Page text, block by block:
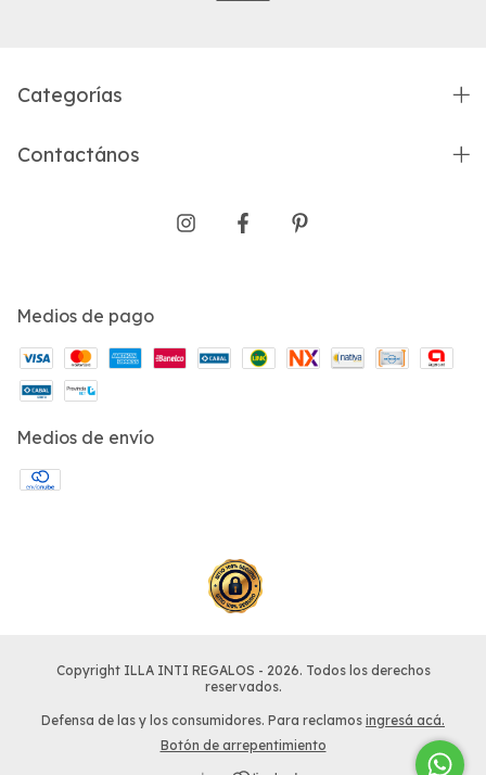
Categorías
Contactános
Medios de pago
Medios de envío
Copyright ILLA INTI REGALOS - 2026. Todos los derechos
reservados.
Defensa de las y los consumidores. Para reclamos ingresá acá.
Botón de arrepentimiento